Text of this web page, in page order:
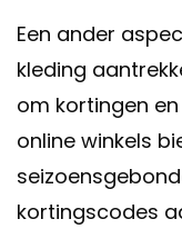
Een ander
kleding
om kortingen
online winkels
kortingscodes